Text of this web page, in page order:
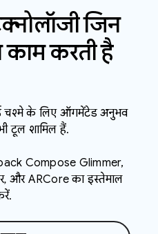
जिन
काम करती है
चश्मे के लिए ऑगमेंटेड अनुभव
टूल शामिल हैं.
Compose Glimmer,
और ARCore का इस्तेमाल